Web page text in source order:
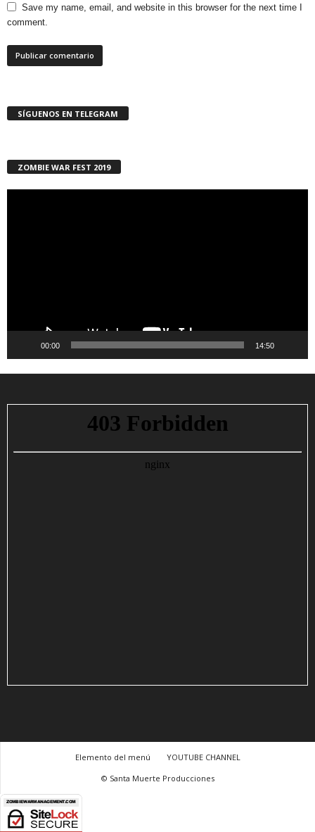
Save my name, email, and website in this browser for the next time I
comment.
SÍGUENOS EN TELEGRAM
ZOMBIE WAR FEST 2019
00:00 14:50
Elemento del menú
YOUTUBE CHANNEL
© Santa Muerte Producciones